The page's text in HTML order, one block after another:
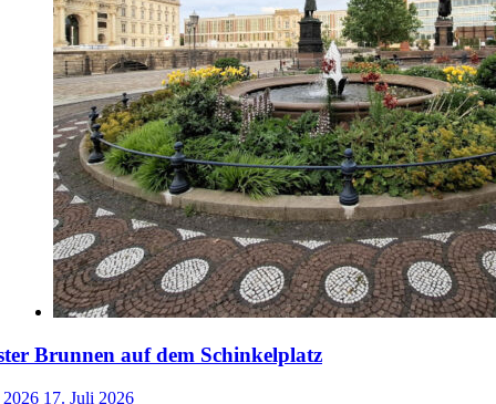
Brunnen auf dem Schinkelplatz
17. Juli 2026